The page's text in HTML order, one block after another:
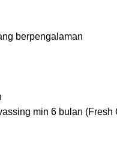
berpengalaman
min 6 bulan (Fresh